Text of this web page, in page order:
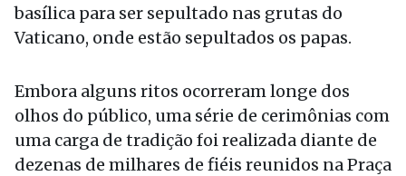
basílica para ser sepultado nas grutas do
Vaticano, onde estão sepultados os papas.
Embora alguns ritos ocorreram longe dos
olhos do público, uma série de cerimônias com
uma carga de tradição foi realizada diante de
dezenas de milhares de fiéis reunidos na Praça